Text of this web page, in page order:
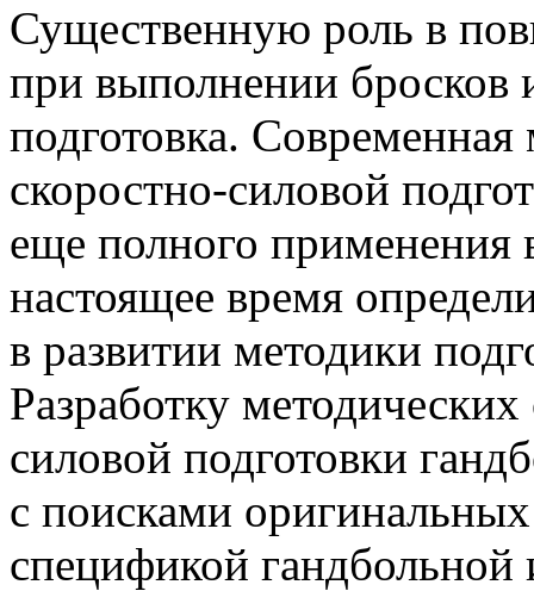
Существенную роль в
при выполнении бросков
подготовка.
скоростно-силовой
еще полного применения
настоящее время
в развитии методики
Разработку
силовой подготовки
с поисками
спецификой гандбольной